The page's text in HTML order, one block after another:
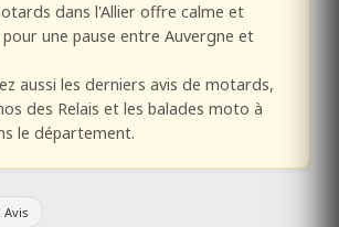
dans l'Allier offre calme et
une pause entre Auvergne et
aussi les derniers avis de motards,
des Relais et les balades moto à
le département.
Avis